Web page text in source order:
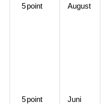
5point August
5point Juni